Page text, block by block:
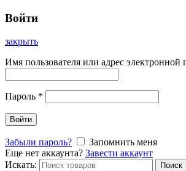
Войти
закрыть
Имя пользователя или адрес электронной
Пароль *
Войти
Забыли пароль?
Запомнить меня
Еще нет аккаунта? Завести аккаунт
Искать:
Поиск